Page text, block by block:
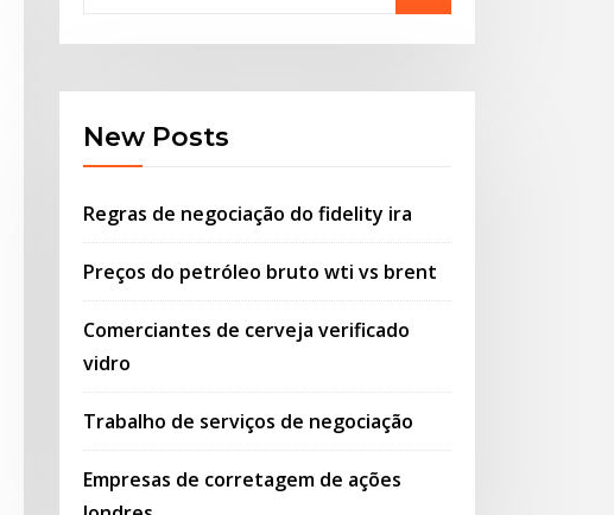
New Posts
Regras de negociação do fidelity ira
Preços do petróleo bruto wti vs brent
Comerciantes de cerveja verificado
vidro
Trabalho de serviços de negociação
Empresas de corretagem de ações